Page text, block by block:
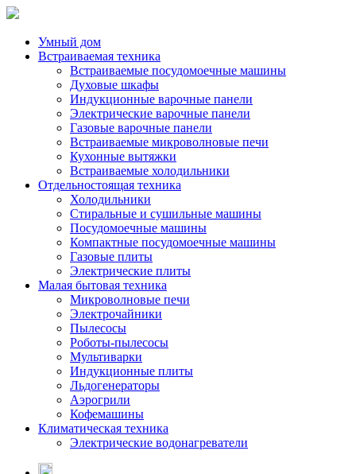
Умный дом
Встраиваемая техника
Встраиваемые посудомоечные машины
Духовые шкафы
Индукционные варочные панели
Электрические варочные панели
Газовые варочные панели
Встраиваемые микроволновые печи
Кухонные вытяжки
Встраиваемые холодильники
Отдельностоящая техника
Холодильники
Стиральные и сушильные машины
Посудомоечные машины
Компактные посудомоечные машины
Газовые плиты
Электрические плиты
Малая бытовая техника
Микроволновые печи
Электрочайники
Пылесосы
Роботы-пылесосы
Мультиварки
Индукционные плиты
Льдогенераторы
Аэрогрили
Кофемашины
Климатическая техника
Электрические водонагреватели